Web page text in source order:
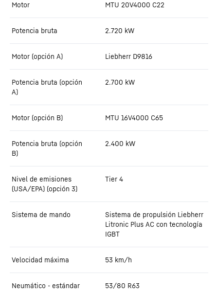
Motor MTU 20V4000 C22
Potencia bruta 2.720 kW
Motor (opción A) Liebherr D9816
Potencia bruta (opción
A)
2.700 kW
Motor (opción B) MTU 16V4000 C65
Potencia bruta (opción
B)
2.400 kW
Nivel de emisiones
(USA/EPA) (opción 3)
Tier 4
Sistema de mando
Sistema de propulsión Liebherr
Litronic Plus AC con tecnología
IGBT
Velocidad máxima 53 km/h
Neumático - estándar 53/80 R63